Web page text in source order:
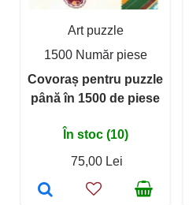
Art puzzle
1500 Număr piese
Covoraș pentru puzzle
până în 1500 de piese
În stoc (10)
75,00 Lei